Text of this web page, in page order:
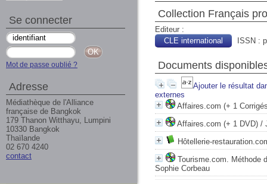
Collection Français
Editeur :
CLE international
ISSN :
Documents
Ajouter le résultat
externes
Affaires.com (+ 1
Affaires.com (+ 1 DVD) /
Hôtellerie-
Tourisme.com. Méthode
Sophie Corbeau
Se connecter
Mot de passe oublié ?
Adresse
Médiathèque de l'Alliance
française de Bangkok
179 Thanon Witthayu, Lumpini
10330 Bangkok
Thaïlande
02 670 4240
contact